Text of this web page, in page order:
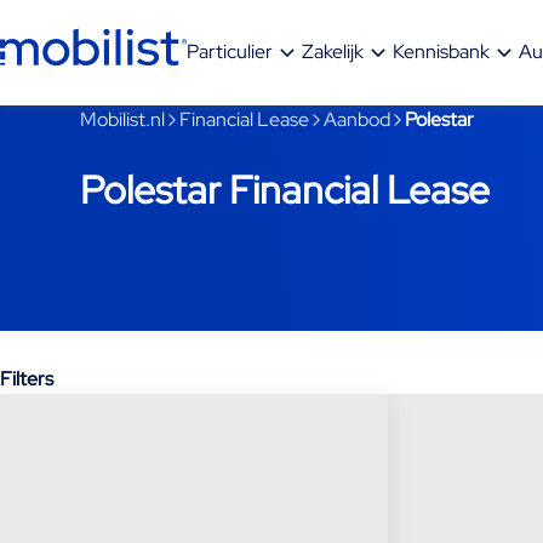
Particulier
Zakelijk Kennisbank
Je bent nu voorbij het hoofdmenu
Mobilist.nl Financial Lease Aanbod Polestar
Polestar Financial Lease
Filters